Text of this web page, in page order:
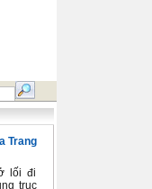
Trang
lối đi
trục